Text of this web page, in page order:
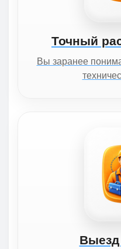
Точный
Вы заранее